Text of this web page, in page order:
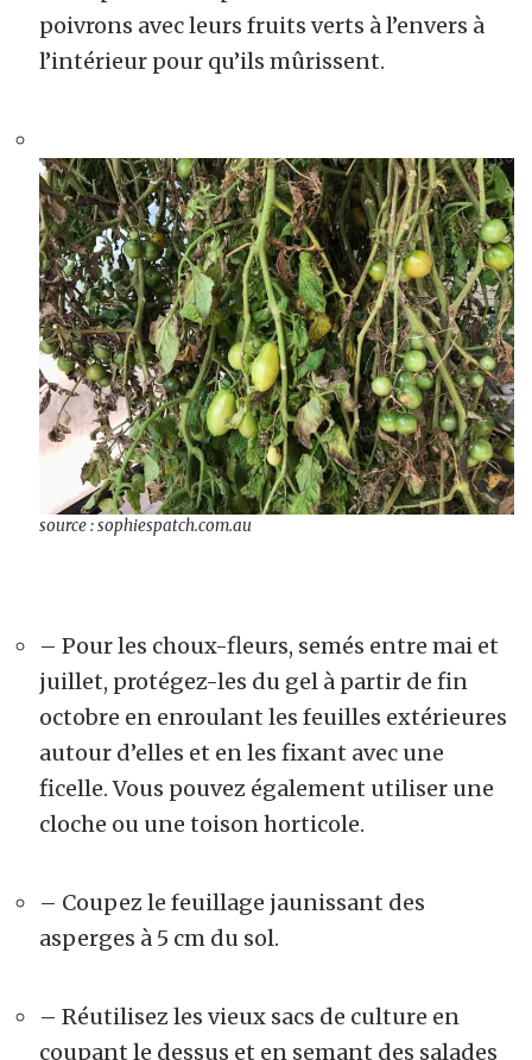
poivrons avec leurs fruits verts à l’envers à
l’intérieur pour qu’ils mûrissent.
source : sophiespatch.com.au
– Pour les choux-fleurs, semés entre mai et
juillet, protégez-les du gel à partir de fin
octobre en enroulant les feuilles extérieures
autour d’elles et en les fixant avec une
ficelle. Vous pouvez également utiliser une
cloche ou une toison horticole.
– Coupez le feuillage jaunissant des
asperges à 5 cm du sol.
– Réutilisez les vieux sacs de culture en
coupant le dessus et en semant des salades